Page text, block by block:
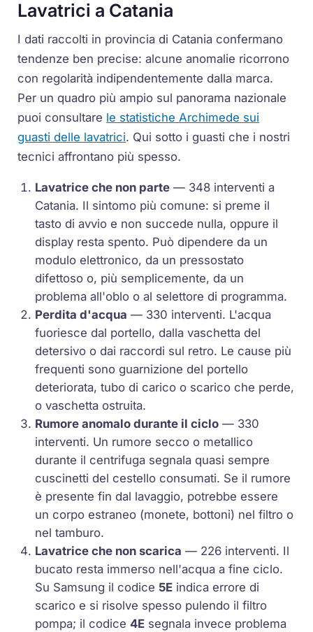
Lavatrici a Catania
I dati raccolti in provincia di Catania confermano
tendenze ben precise: alcune anomalie ricorrono
con regolarità indipendentemente dalla marca.
Per un quadro più ampio sul panorama nazionale
puoi consultare le statistiche Archimede sui
guasti delle lavatrici. Qui sotto i guasti che i nostri
tecnici affrontano più spesso.
Lavatrice che non parte — 348 interventi a
Catania. Il sintomo più comune: si preme il
tasto di avvio e non succede nulla, oppure il
display resta spento. Può dipendere da un
modulo elettronico, da un pressostato
difettoso o, più semplicemente, da un
problema all'oblo o al selettore di programma.
Perdita d'acqua — 330 interventi. L'acqua
fuoriesce dal portello, dalla vaschetta del
detersivo o dai raccordi sul retro. Le cause più
frequenti sono guarnizione del portello
deteriorata, tubo di carico o scarico che perde,
o vaschetta ostruita.
Rumore anomalo durante il ciclo — 330
interventi. Un rumore secco o metallico
durante il centrifuga segnala quasi sempre
cuscinetti del cestello consumati. Se il rumore
è presente fin dal lavaggio, potrebbe essere
un corpo estraneo (monete, bottoni) nel filtro o
nel tamburo.
Lavatrice che non scarica — 226 interventi. Il
bucato resta immerso nell'acqua a fine ciclo.
Su Samsung il codice 5E indica errore di
scarico e si risolve spesso pulendo il filtro
pompa; il codice4E segnala invece problema